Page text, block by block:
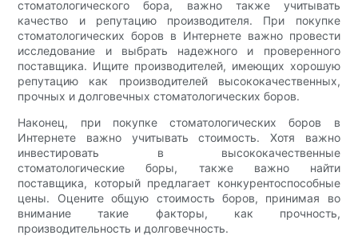
стоматологического бора, важно также учитывать
качество и репутацию производителя. При покупке
стоматологических боров в Интернете важно провести
исследование и выбрать надежного и проверенного
поставщика. Ищите производителей, имеющих хорошую
репутацию как производителей высококачественных,
прочных и долговечных стоматологических боров.
Наконец, при покупке стоматологических боров в
Интернете важно учитывать стоимость. Хотя важно
инвестировать в высококачественные
стоматологические боры, также важно найти
поставщика, который предлагает конкурентоспособные
цены. Оцените общую стоимость боров, принимая во
внимание такие факторы, как прочность,
производительность и долговечность.